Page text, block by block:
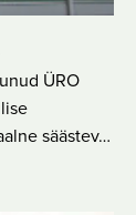
ÜRO
säästev…